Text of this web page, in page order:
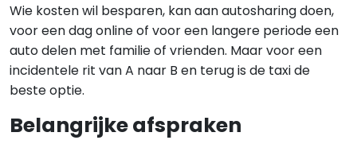
Wie kosten wil besparen, kan aan autosharing doen,
voor een dag online of voor een langere periode een
auto delen met familie of vrienden. Maar voor een
incidentele rit van A naar B en terug is de taxi de
beste optie.
Belangrijke afspraken